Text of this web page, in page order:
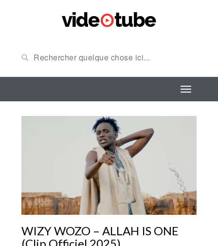
WIZY WOZO – ALLAH IS ONE
(Clip Officiel 2025)